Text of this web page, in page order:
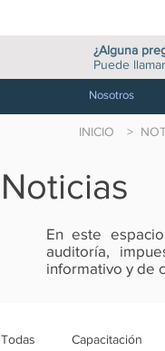
Nosotros
¿Alguna
Puede
INICIO >
Noticias
En este
auditoría,
informativo y de
Todas Capacitación